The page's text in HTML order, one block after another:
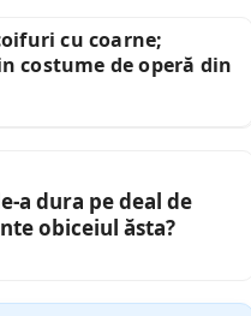
cu coarne;
costume de operă din
a dura pe deal de
obiceiul ăsta?